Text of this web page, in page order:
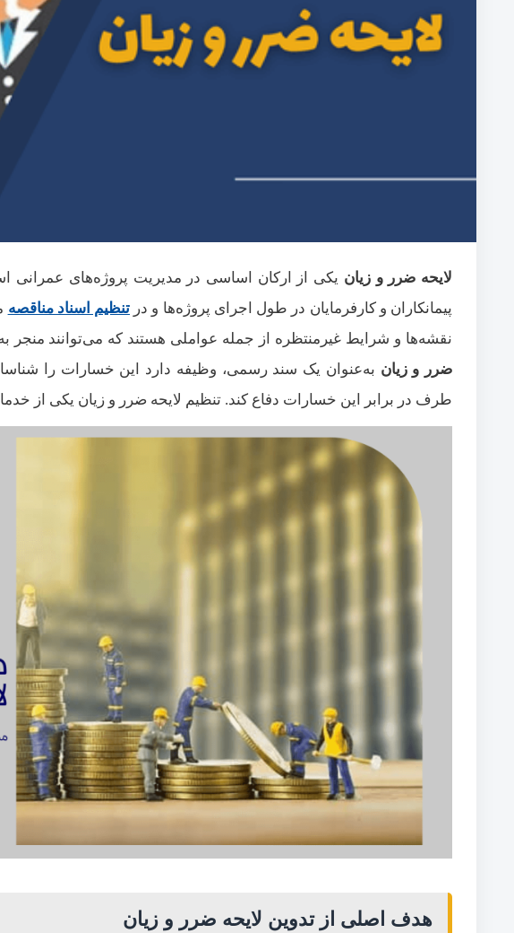
لایحه ضرر و زیان یکی از ارکان اساسی در مدیریت پروژه‌های
پیمانکاران و کارفرمایان در طول اجرای پروژه‌ها و در تنظیم اسناد مناقصه
نقشه‌ها و شرایط غیرمنتظره از جمله عواملی هستند که می‌توانند منجر
ضرر و زیان به‌عنوان یک سند رسمی، وظیفه دارد این خسارات را
طرف در برابر این خسارات دفاع کند. تنظیم لایحه ضرر و زیان یکی از
هدف اصلی از تدوین لایحه ضرر و زیان